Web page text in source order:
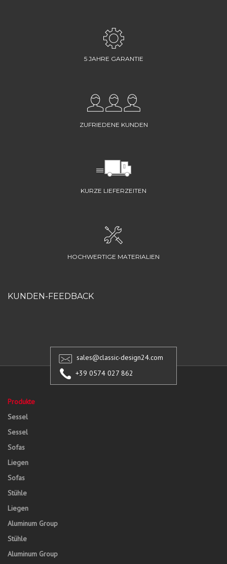
5 JAHRE GARANTIE
ZUFRIEDENE KUNDEN
KURZE LIEFERZEITEN
HOCHWERTIGE MATERIALIEN
KUNDEN-FEEDBACK
sales@classic-design24.com
+39 0574 027 862
Produkte
Sessel
Sessel
Sofas
Liegen
Sofas
Stühle
Liegen
Aluminum Group
Stühle
Aluminum Group